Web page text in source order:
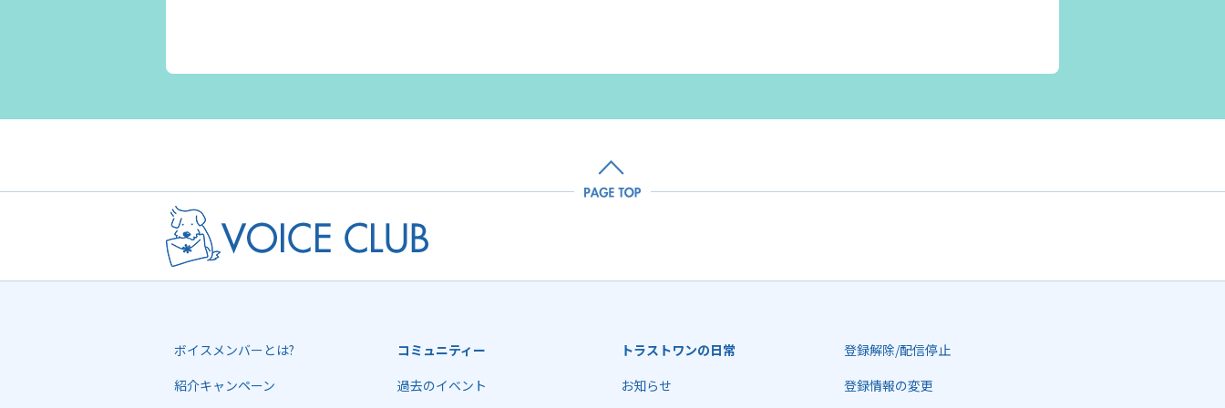
ボイスメンバーとは?
紹介キャンペーン
コミュニティー
過去のイベント
トラストワンの日常
お知らせ
登録解除/配信停止
登録情報の変更